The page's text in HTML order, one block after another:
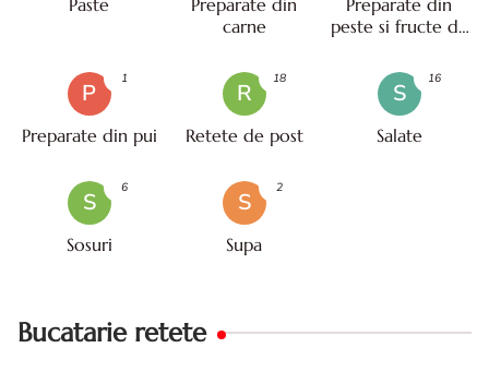
carne
peste si fructe de
P
Preparate din pui
1
R
Retete de post
18
S
Salate
16
S
Sosuri
6
S
Supa
2
Bucatarie retete